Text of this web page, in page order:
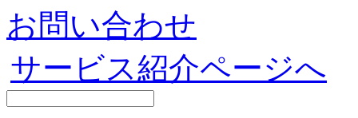
お問い合わせ
サービス紹介ページへ